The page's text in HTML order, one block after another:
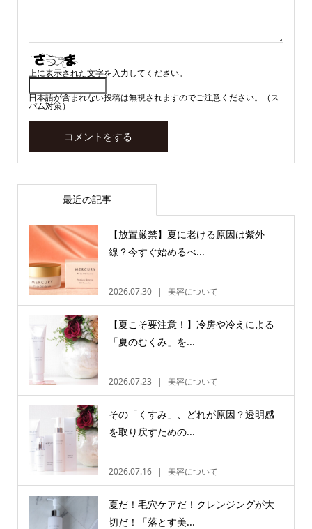
上に表示された文字を入力してください。
日本語が含まれない投稿は無視されますのでご注意ください。（ス
パム対策）
最近の記事
【放置厳禁】夏に老ける原因は紫外
線？今すぐ始めるべ...
2026.07.30 美容について
【夏こそ要注意！】冷房や冷えによる
「夏のむくみ」を...
2026.07.23 美容について
その「くすみ」、どれが原因？透明感
を取り戻すための...
2026.07.16 美容について
夏だ！毛穴ケアだ！クレンジングが大
切だ！「落とす美...